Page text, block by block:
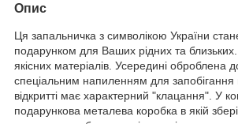
Опис
Ця запальничка з символікою України
подарунком для Ваших рідних та близьких.
якісних матеріалів. Усередині оброблена
спеціальним напиленням для запобігання
відкритті має характерний "клацання". У
подарункова металева коробка в якій